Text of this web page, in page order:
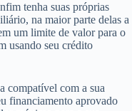
tenha suas próprias
na maior parte delas a
um limite de valor para o
usando seu crédito
compatível com a sua
financiamento aprovado